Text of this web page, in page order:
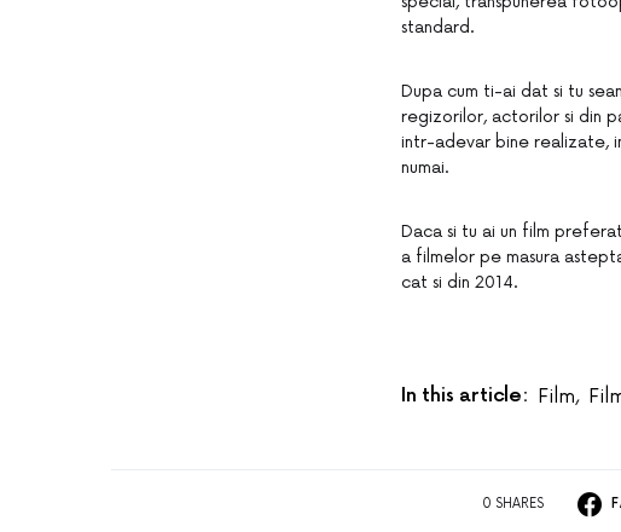
standard.
Dupa cum ti-ai dat si tu
regizorilor, actorilor si din
intr-adevar bine realizate,
numai.
Daca si tu ai un film
a filmelor pe masura
cat si din 2014.
In this article: Film,
0 SHARES